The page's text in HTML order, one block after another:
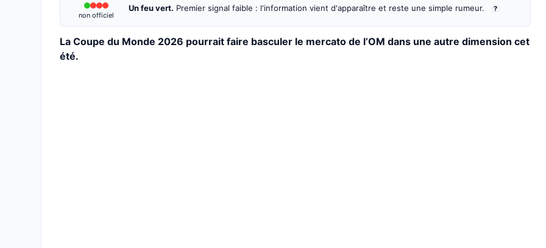
non officiel
Un feu vert. Premier signal faible : l'information vient d'apparaître et reste une simple rumeur. ?
La Coupe du Monde 2026 pourrait faire basculer le mercato de l’OM dans une autre dimension cet
été.